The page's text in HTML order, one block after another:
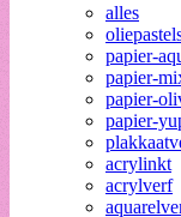
alles
papier-
papier-
papier-
papier-
acrylinkt
acrylverf